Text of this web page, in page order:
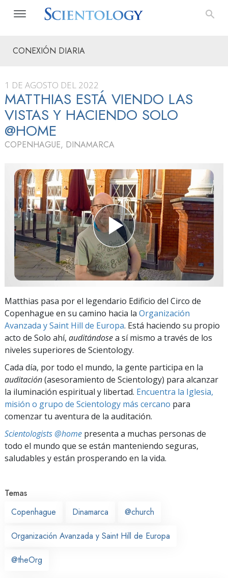
CONEXIÓN DIARIA
1 DE AGOSTO DEL 2022
MATTHIAS ESTÁ VIENDO LAS
VISTAS Y HACIENDO SOLO
@HOME
COPENHAGUE, DINAMARCA
Matthias pasa por el legendario Edificio del Circo de
Copenhague en su camino hacia la Organización
Avanzada y Saint Hill de Europa. Está haciendo su propio
acto de Solo ahí, auditándosea sí mismo a través de los
niveles superiores de Scientology.
Cada día, por todo el mundo, la gente participa en la
auditación(asesoramiento de Scientology) para alcanzar
la iluminación espiritual y libertad. Encuentra la Iglesia,
misión o grupo de Scientology más cercano para
comenzar tu aventura de la auditación.
Scientologists @home presenta a muchas personas de
todo el mundo que se están manteniendo seguras,
saludables y están prosperando en la vida.
Temas
Copenhague
Dinamarca @church
Organización Avanzada y Saint Hill de Europa
@theOrg